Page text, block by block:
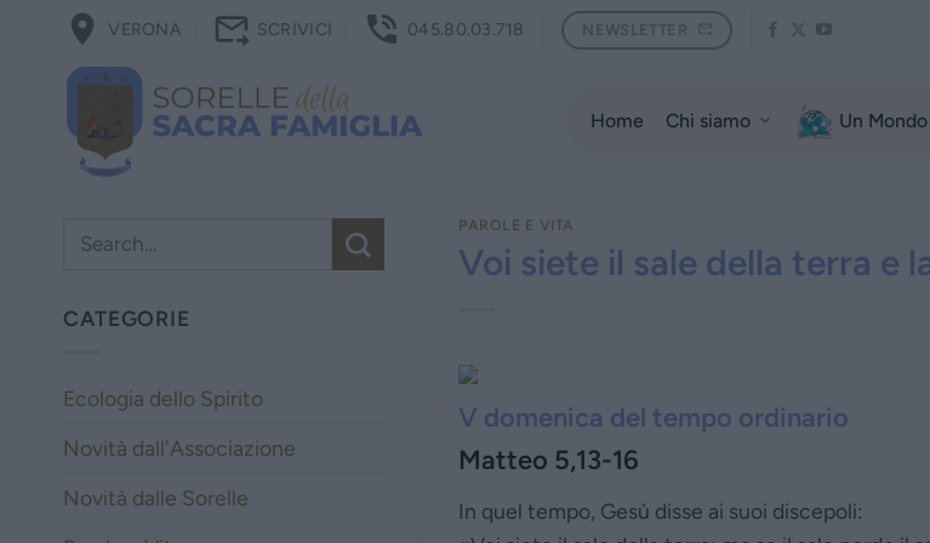
contenuti
VERONA SCRIVICI 045.80.03.718 NEWSLETTER
Home Chi siamo Un
CATEGORIE
Ecologia dello Spirito
Novità dall'Associazione
Novità dalle Sorelle
PAROLE E VITA
Voi siete il sale della terra e
V domenica del tempo ordinario
Matteo 5,13-16
In quel tempo, Gesù disse ai suoi discepoli: